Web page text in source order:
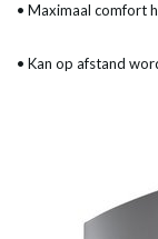
• Maximaal comfort
• Kan op afstand